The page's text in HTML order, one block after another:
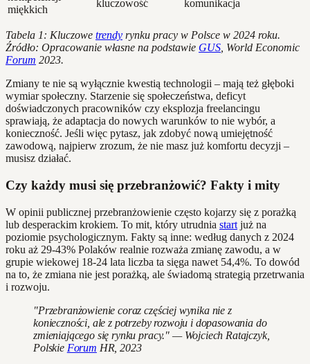
miękkich
kluczowość komunikacja
Tabela 1: Kluczowe trendy rynku pracy w Polsce w 2024 roku.
Źródło: Opracowanie własne na podstawie GUS , World Economic
Forum 2023.
Zmiany te nie są wyłącznie kwestią technologii – mają też głęboki
wymiar społeczny. Starzenie się społeczeństwa, deficyt
doświadczonych pracowników czy eksplozja freelancingu
sprawiają, że adaptacja do nowych warunków to nie wybór, a
konieczność. Jeśli więc pytasz, jak zdobyć nową umiejętność
zawodową, najpierw zrozum, że nie masz już komfortu decyzji –
musisz działać.
Czy każdy musi się przebranżowić? Fakty i mity
W opinii publicznej przebranżowienie często kojarzy się z porażką
lub desperackim krokiem. To mit, który utrudnia start już na
poziomie psychologicznym. Fakty są inne: według danych z 2024
roku aż 29-43% Polaków realnie rozważa zmianę zawodu, a w
grupie wiekowej 18-24 lata liczba ta sięga nawet 54,4%. To dowód
na to, że zmiana nie jest porażką, ale świadomą strategią przetrwania
i rozwoju.
"Przebranżowienie coraz częściej wynika nie z
konieczności, ale z potrzeby rozwoju i dopasowania do
zmieniającego się rynku pracy." — Wojciech Ratajczyk,
Polskie Forum HR, 2023